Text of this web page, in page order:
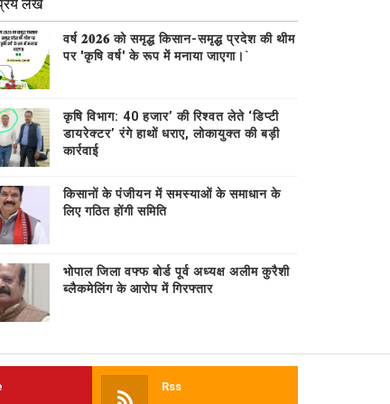
लेख
वर्ष 𝟐𝟎𝟐𝟔 को समृद्ध किसान-समृद्ध प्रदेश की थीम
पर 'कृषि वर्ष' के रूप में मनाया जाएगा।`
कृषि विभाग: 40 हजार’ की रिश्वत लेते ‘डिप्टी
डायरेक्टर’ रंगे हाथों धराए, लोकायुक्त की बड़ी
कार्रवाई
किसानों के पंजीयन में समस्याओं के समाधान के
लिए गठित होंगी समिति
भोपाल जिला वफ्फ बोर्ड पूर्व अध्यक्ष अलीम कुरैशी
ब्लैकमेलिंग के आरोप में गिरफ्तार
Rss